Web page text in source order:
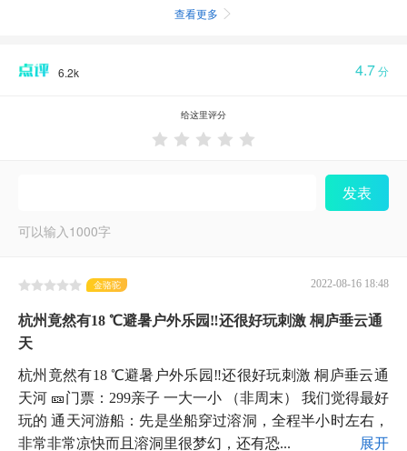
查看更多 
6.2k 4.7分
给这里评分
    
发表
可以输入1000字
2022-08-16 18:48
金骆驼
杭州竟然有18 ℃避暑户外乐园‼️还很好玩刺激 桐庐垂云通
天
杭州竟然有18 ℃避暑户外乐园‼️还很好玩刺激 桐庐垂云通
天河 🎫门票：299亲子 一大一小 （非周末） 我们觉得最好
玩的 通天河游船：先是坐船穿过溶洞，全程半小时左右，
非常非常凉快而且溶洞里很梦幻，还有恐...
展开